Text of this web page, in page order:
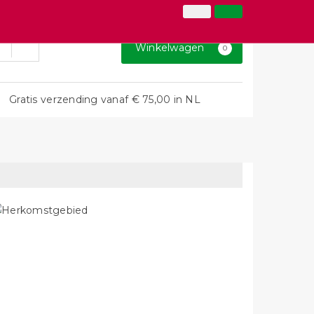
Klantenservice
Winkelwagen 0
Gratis verzending vanaf € 75,00 in NL